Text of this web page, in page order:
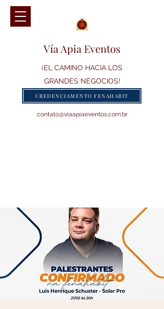
Vía Apia Eventos
¡EL CAMINO HACIA LOS
GRANDES NEGOCIOS!
contato@viaapiaeventos.com.br
CREDENCIAMENTO FENAHABIT